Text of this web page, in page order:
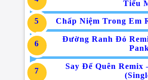
Tiểu
Chấp Niệm Trong Em
Đường Ranh Đỏ
Say Để Quên Remix